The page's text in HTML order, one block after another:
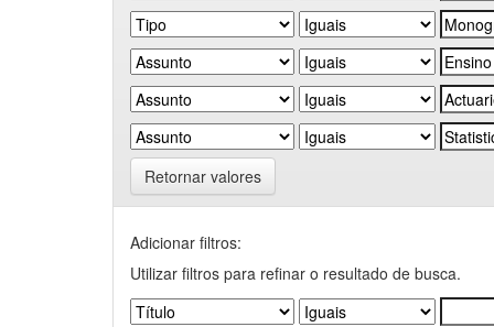
Retornar valores
Adicionar filtros:
Utilizar filtros para refinar o resultado de busca.